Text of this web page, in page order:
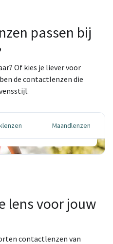
passen bij
Of kies je liever voor
de contactlenzen die
Maandlenzen
– voor maximale
lens voor jouw
contactlenzen van